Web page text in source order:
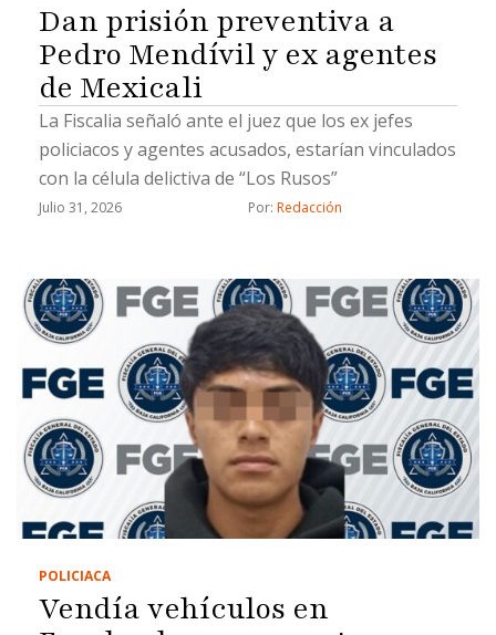
Dan prisión preventiva a
Pedro Mendívil y ex agentes
de Mexicali
La Fiscalia señaló ante el juez que los ex jefes
policiacos y agentes acusados, estarían vinculados
con la célula delictiva de “Los Rusos”
Julio 31, 2026 Por: Redacción
POLICIACA
Vendía vehículos en